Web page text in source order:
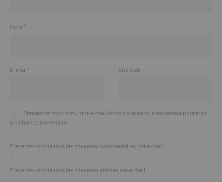
Nom *
E-mail * Site web
Enregistrer mon nom, mon e-mail et mon site dans le navigateur pour mon
prochain commentaire.
Prévenez-moi de tous les nouveaux commentaires par e-mail.
Prévenez-moi de tous les nouveaux articles par e-mail.